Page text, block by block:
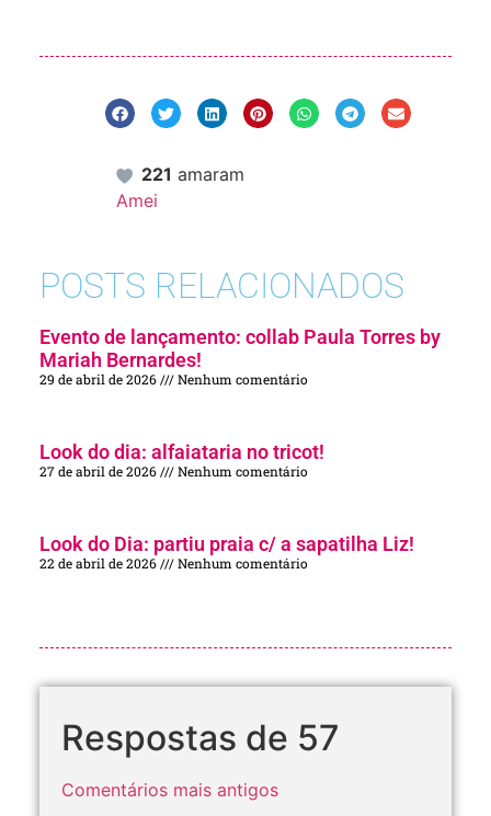
221 amaram
Amei
POSTS RELACIONADOS
Evento de lançamento: collab Paula Torres by
Mariah Bernardes!
29 de abril de 2026 Nenhum comentário
Look do dia: alfaiataria no tricot!
27 de abril de 2026 Nenhum comentário
Look do Dia: partiu praia c/ a sapatilha Liz!
22 de abril de 2026 Nenhum comentário
Respostas de 57
Comentários mais antigos